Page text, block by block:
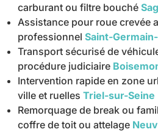
carburant ou filtre bouché
Assistance pour roue crevée
professionnel Saint-
Transport sécurisé de
procédure judiciaire
Intervention rapide en zone
ville et ruelles Triel-sur-Seine
Remorquage de break ou
coffre de toit ou attelage